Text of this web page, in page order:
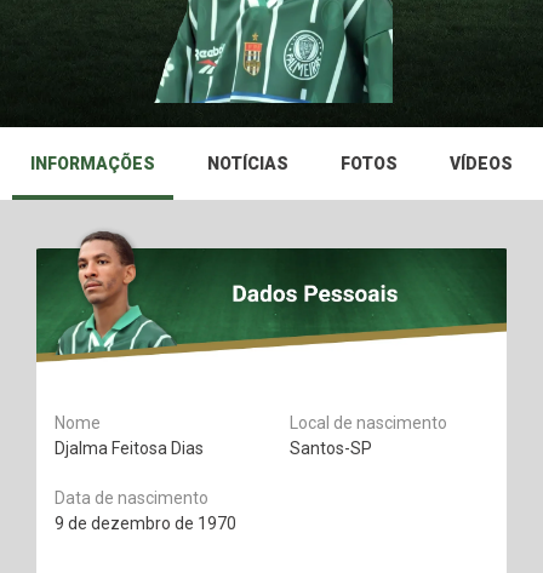
INFORMAÇÕES NOTÍCIAS FOTOS VÍDEOS
Nome
Djalma Feitosa Dias
Data de nascimento
9 de dezembro de 1970
Local de nascimento
Santos-SP